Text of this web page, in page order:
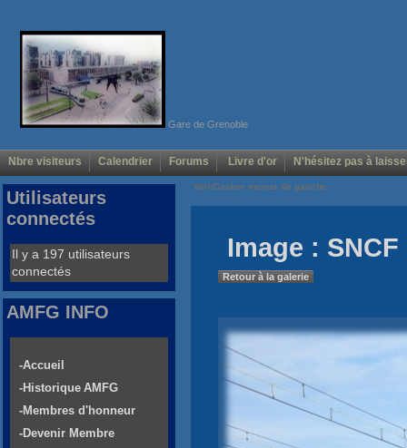
Gare de Grenoble
Nbre visiteurs Calendrier Forums Livre d'or N'hésitez pas à
Voir/Cacher menus de gauche
Image :
Retour à la galerie
Utilisateurs
connectés
Il y a 197 utilisateurs
connectés
AMFG INFO
-Accueil
-Historique AMFG
-Membres d'honneur
-Devenir Membre